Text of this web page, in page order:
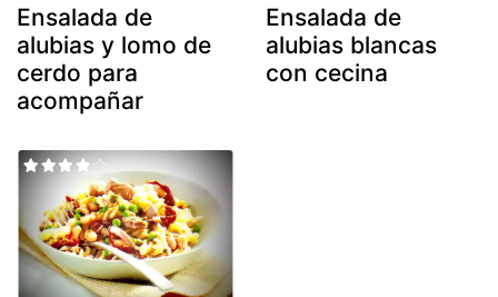
Ensalada de
alubias y lomo de
cerdo para
acompañar
Ensalada de
alubias blancas
con cecina